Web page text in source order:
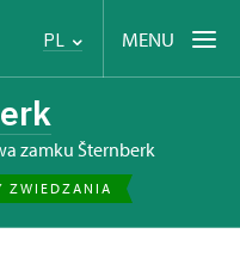
PL MENU
zamku Šternberk
ZWIEDZANIA